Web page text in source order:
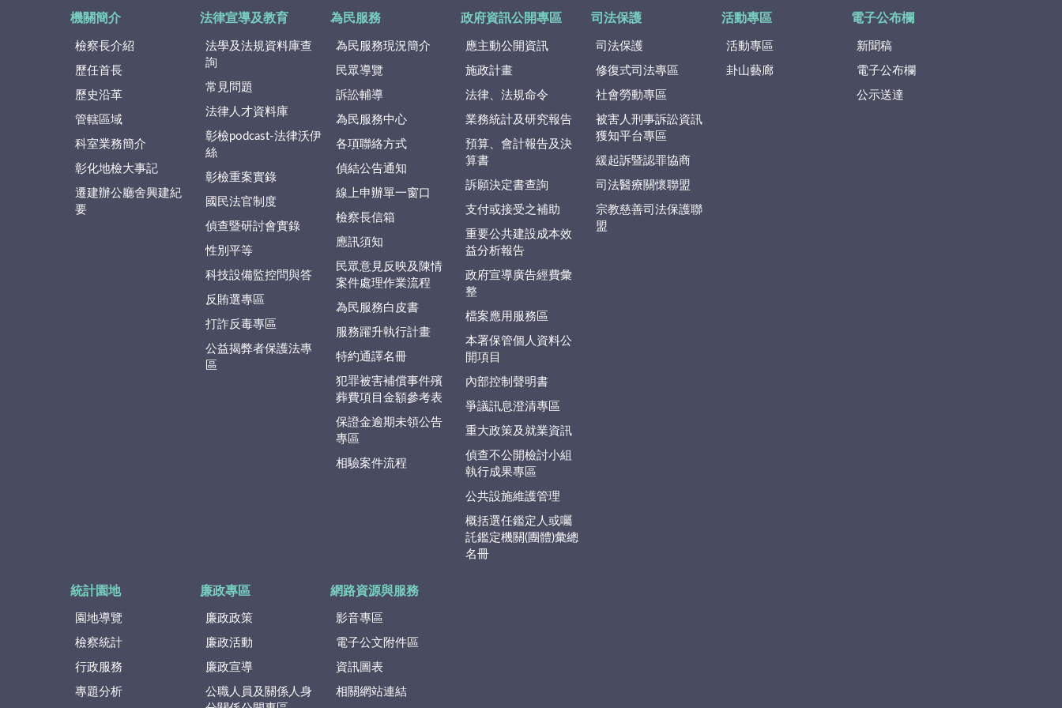
機關簡介
檢察長介紹
歷任首長
歷史沿革
管轄區域
科室業務簡介
彰化地檢大事記
遷建辦公廳舍興建紀
要
法律宣導及教育
法學及法規資料庫查
詢
常見問題
法律人才資料庫
彰檢podcast-法律沃伊
絲
彰檢重案實錄
國民法官制度
偵查暨研討會實錄
性別平等
科技設備監控問與答
反賄選專區
打詐反毒專區
公益揭弊者保護法專
區
為民服務
為民服務現況簡介
民眾導覽
訴訟輔導
為民服務中心
各項聯絡方式
偵結公告通知
線上申辦單一窗口
檢察長信箱
應訊須知
民眾意見反映及陳情
案件處理作業流程
為民服務白皮書
服務躍升執行計畫
特約通譯名冊
犯罪被害補償事件殯
葬費項目金額參考表
保證金逾期未領公告
專區
相驗案件流程
政府資訊公開專區
應主動公開資訊
施政計畫
法律、法規命令
業務統計及研究報告
預算、會計報告及決
算書
訴願決定書查詢
支付或接受之補助
重要公共建設成本效
益分析報告
政府宣導廣告經費彙
整
檔案應用服務區
本署保管個人資料公
開項目
內部控制聲明書
爭議訊息澄清專區
重大政策及就業資訊
偵查不公開檢討小組
執行成果專區
公共設施維護管理
概括選任鑑定人或囑
託鑑定機關(團體)彙總
名冊
司法保護
司法保護
修復式司法專區
社會勞動專區
被害人刑事訴訟資訊
獲知平台專區
緩起訴暨認罪協商
司法醫療關懷聯盟
宗教慈善司法保護聯
盟
活動專區
活動專區
卦山藝廊
電子公布欄
新聞稿
電子公布欄
公示送達
統計園地
園地導覽
檢察統計
行政服務
專題分析
廉政專區
廉政政策
廉政活動
廉政宣導
公職人員及關係人身
網路資源與服務
影音專區
電子公文附件區
資訊圖表
相關網站連結